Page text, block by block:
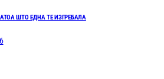
ШТО ЕДНА ТЕ ИЗГРЕБАЛА